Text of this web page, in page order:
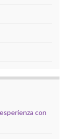
con